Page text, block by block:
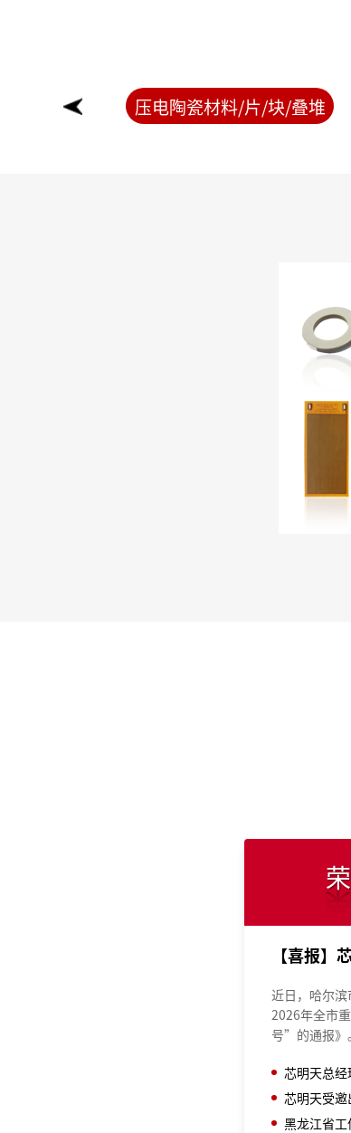
‹ 压电陶瓷材料/片/块/叠堆
近日，哈尔
2026年全市
号”的通报》
工作和积极
号”先进集体